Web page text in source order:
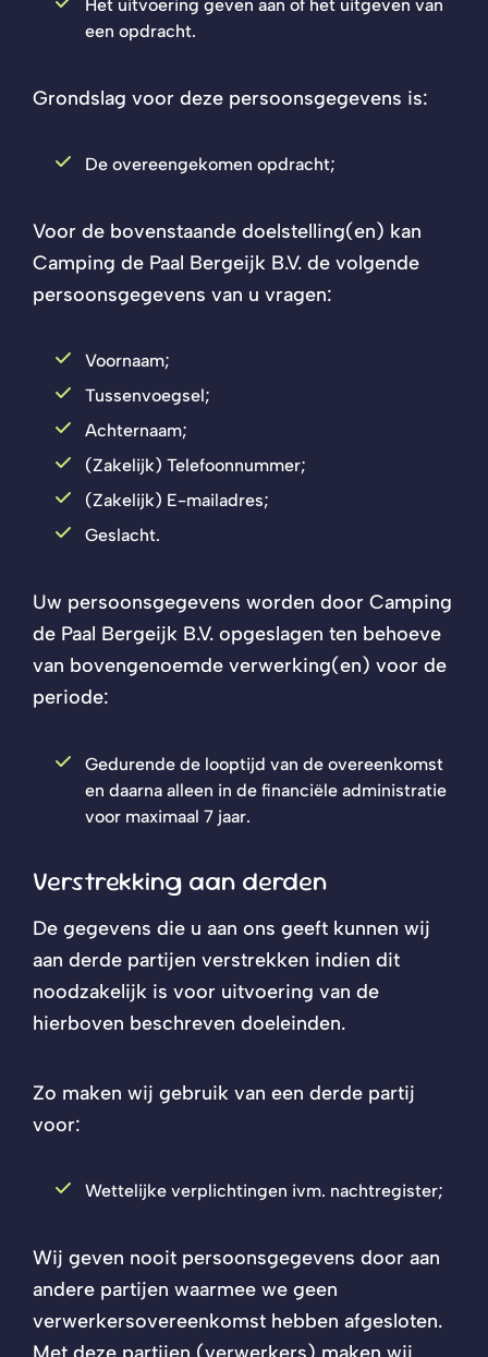
Het uitvoering geven aan of het uitgeven van
een opdracht.
Grondslag voor deze persoonsgegevens is:
De overeengekomen opdracht;
Voor de bovenstaande doelstelling(en) kan
Camping de Paal Bergeijk B.V. de volgende
persoonsgegevens van u vragen:
Voornaam;
Tussenvoegsel;
Achternaam;
(Zakelijk) Telefoonnummer;
(Zakelijk) E-mailadres;
Geslacht.
Uw persoonsgegevens worden door Camping
de Paal Bergeijk B.V. opgeslagen ten behoeve
van bovengenoemde verwerking(en) voor de
periode:
Gedurende de looptijd van de overeenkomst
en daarna alleen in de financiële administratie
voor maximaal 7 jaar.
Verstrekking aan derden
De gegevens die u aan ons geeft kunnen wij
aan derde partijen verstrekken indien dit
noodzakelijk is voor uitvoering van de
hierboven beschreven doeleinden.
Zo maken wij gebruik van een derde partij
voor:
Wettelijke verplichtingen ivm. nachtregister;
Wij geven nooit persoonsgegevens door aan
andere partijen waarmee we geen
verwerkersovereenkomst hebben afgesloten.